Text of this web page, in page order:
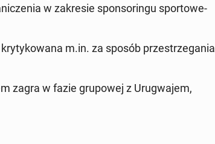
w za­kre­sie spon­so­rin­gu spor­to­we­
m.in. za sposób prze­strze­ga­nia
zagra w fazie gru­po­wej z Uru­gwa­jem,